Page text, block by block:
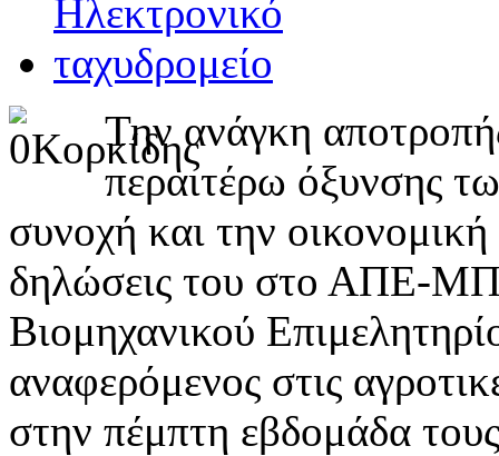
Την ανάγκη
περαιτέρω όξυνσης
συνοχή και την
δηλώσεις του στο ΑΠΕ-
Βιομηχανικού
αναφερόμενος στις
στην πέμπτη εβδομάδα